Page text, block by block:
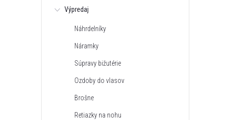
Výpredaj
Náhrdelníky
Náramky
Súpravy bižutérie
Ozdoby do vlasov
Brošne
Retiazky na nohu